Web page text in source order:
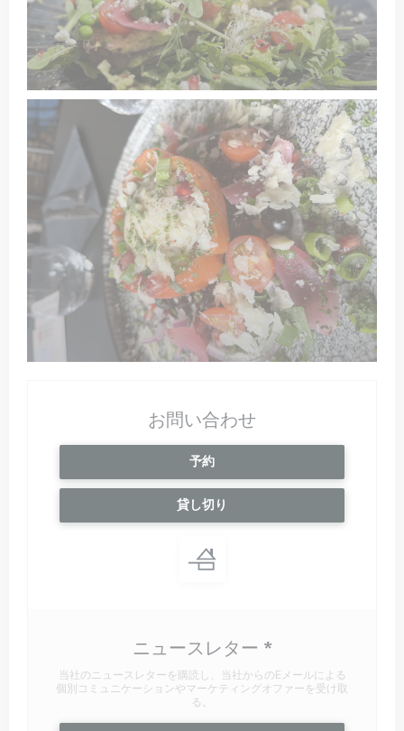
お問い合わせ
予約
貸し切り
ニュースレター *
当社のニュースレターを購読し、当社からのEメールによる
個別コミュニケーションやマーケティングオファーを受け取
る。